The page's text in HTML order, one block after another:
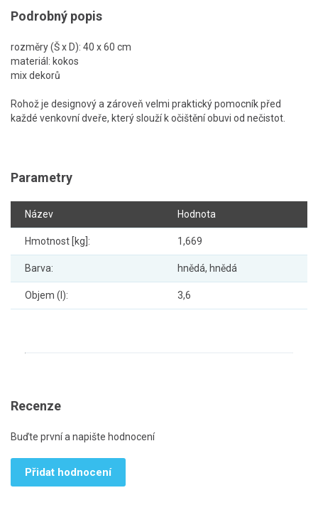
Podrobný popis
rozměry (Š x D): 40 x 60 cm
materiál: kokos
mix dekorů
Rohož je designový a zároveň velmi praktický pomocník před
každé venkovní dveře, který slouží k očištění obuvi od nečistot.
Parametry
Název Hodnota
Hmotnost [kg]: 1,669
Barva: hnědá, hnědá
Objem (l): 3,6
Recenze
Buďte první a napište hodnocení
Přidat hodnocení